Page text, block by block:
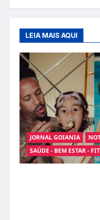
LEIA MAIS AQUI
JORNAL GOIANIA
SAÚDE - BEM ESTAR -